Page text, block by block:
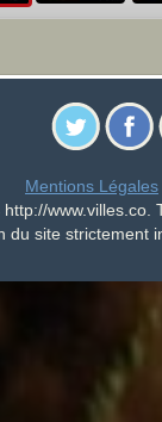
Mentions Légales
www.villes.co.
du site strictement